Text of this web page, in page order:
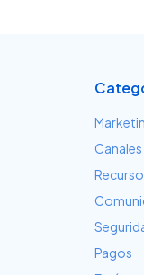
Pagos